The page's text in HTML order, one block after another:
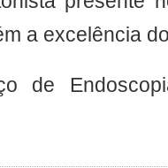
a excelência
de